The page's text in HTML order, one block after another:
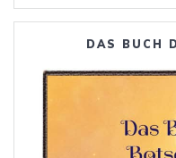
DAS BUCH